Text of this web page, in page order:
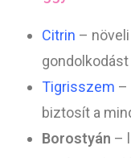
Citrin –
Tigrisszem –
biztosít a
Borostyán –